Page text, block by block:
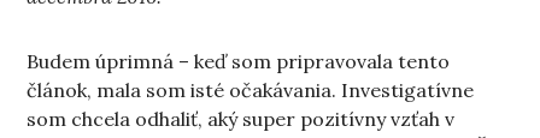
Budem úprimná – keď som pripravovala tento
článok, mala som isté očakávania. Investigatívne
som chcela odhaliť, aký super pozitívny vzťah v